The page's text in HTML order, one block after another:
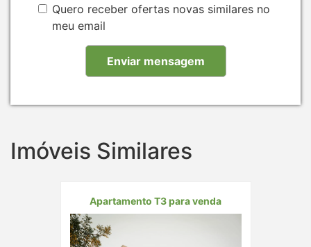
Quero receber ofertas novas similares no
meu email
Imóveis Similares
Apartamento T3 para venda